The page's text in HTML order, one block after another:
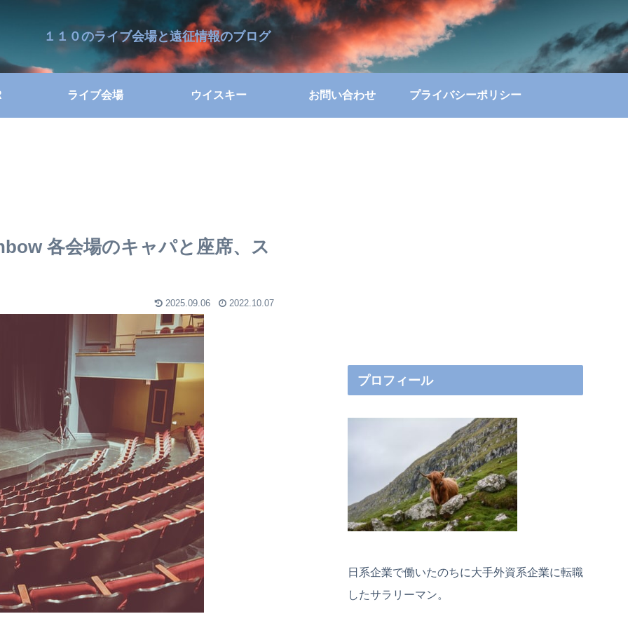
１１０のライブ会場と遠征情報のブログ
ライブ会場 ウイスキー お問い合わせ プライバシーポリシー
各会場のキャパと座席、ス
2025.09.06 2022.10.07
プロフィール
日系企業で働いたのちに大手外資系企業に転職
したサラリーマン。